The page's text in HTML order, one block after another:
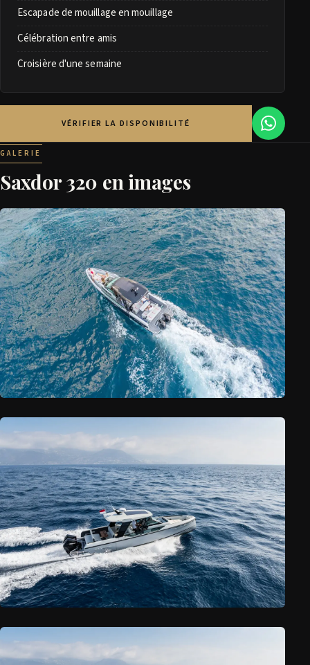
Escapade de mouillage en mouillage
Célébration entre amis
Croisière d'une semaine
VÉRIFIER LA DISPONIBILITÉ
GALERIE
Saxdor 320 en images